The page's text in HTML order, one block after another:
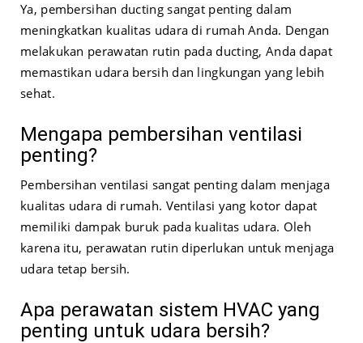
Ya, pembersihan ducting sangat penting dalam
meningkatkan kualitas udara di rumah Anda. Dengan
melakukan perawatan rutin pada ducting, Anda dapat
memastikan udara bersih dan lingkungan yang lebih
sehat.
Mengapa pembersihan ventilasi
penting?
Pembersihan ventilasi sangat penting dalam menjaga
kualitas udara di rumah. Ventilasi yang kotor dapat
memiliki dampak buruk pada kualitas udara. Oleh
karena itu, perawatan rutin diperlukan untuk menjaga
udara tetap bersih.
Apa perawatan sistem HVAC yang
penting untuk udara bersih?